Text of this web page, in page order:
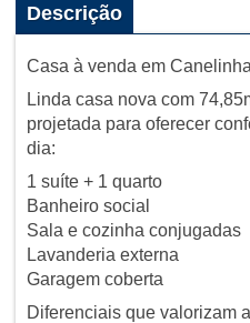
Descrição
Casa à venda em Canelinha
Linda casa nova com
projetada para oferecer
dia:
1 suíte + 1 quarto
Banheiro social
Sala e cozinha conjugadas
Lavanderia externa
Garagem coberta
Diferenciais que valorizam